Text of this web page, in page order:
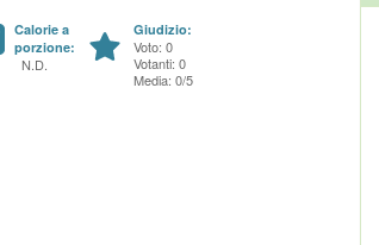
Calorie a
porzione:
N.D.
Giudizio:
Voto: 0
Votanti: 0
Media: 0/5